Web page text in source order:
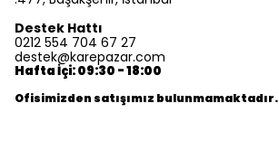
Destek Hattı
0212 554 704 67 27
destek@karepazar.com
Hafta İçi: 09:30 - 18:00
Ofisimizden satışımız bulunmamaktadır.